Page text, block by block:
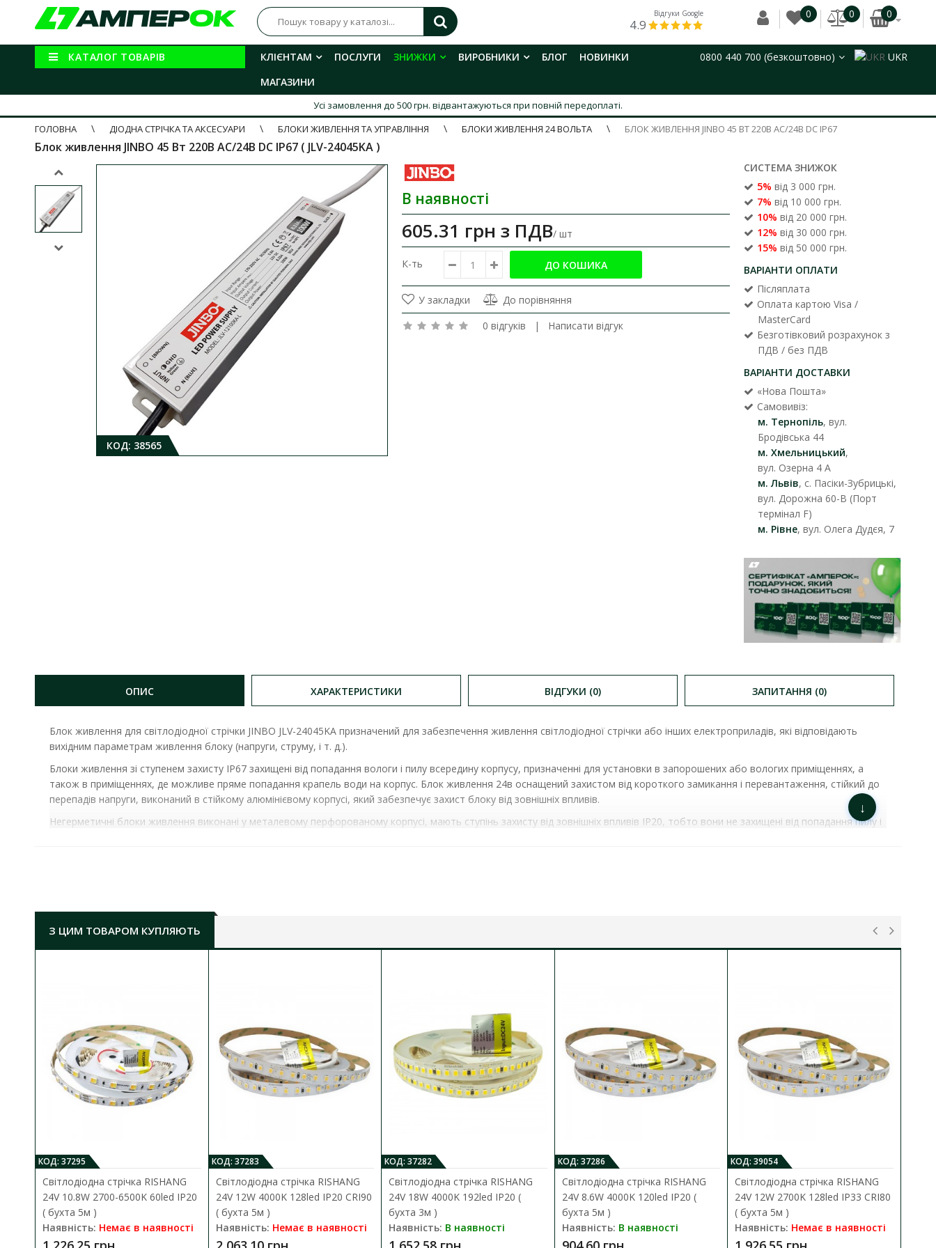
Відгуки Google
4.9
0 0 0
КАТАЛОГ ТОВАРІВ КЛІЄНТАМ ПОСЛУГИ ЗНИЖКИ ВИРОБНИКИ БЛОГ
НОВИНКИ
МАГАЗИНИ
0800 440 700 (безкоштовно) UKR
Усі замовлення до 500 грн. відвантажуються при повній передоплаті.
ГОЛОВНА
ДІОДНА СТРІЧКА ТА АКСЕСУАРИ БЛОКИ ЖИВЛЕННЯ ТА УПРАВЛІННЯ БЛОКИ ЖИВЛЕННЯ 24 ВОЛЬТА БЛОК ЖИВЛЕННЯ JINBO 45 ВТ 220В AC/24В DC IP67
Блок живлення JINBO 45 Вт 220В AC/24В DC IP67 ( JLV-24045KA )
КОД: 38565
В наявності
605.31 грн з ПДВ/ шт
К-ть
У закладки
До порівняння
0 відгуків | Написати відгук
СИСТЕМА ЗНИЖОК
5% від 3 000 грн.
7% від 10 000 грн.
10% від 20 000 грн.
12% від 30 000 грн.
15% від 50 000 грн.
ВАРІАНТИ ОПЛАТИ
Післяплата
Оплата картою Visa /
MasterCard
Безготівковий розрахунок з
ПДВ / без ПДВ
ВАРІАНТИ ДОСТАВКИ
«Нова Пошта»
Самовивіз:
м. Тернопіль, вул.
Бродівська 44
м. Хмельницький,
вул. Озерна 4 А
м. Львів, с. Пасіки-Зубрицькі,
вул. Дорожна 60-В (Порт
термінал F)
м. Рівне, вул. Олега Дудєя, 7
ОПИС ХАРАКТЕРИСТИКИ ВІДГУКИ (0) ЗАПИТАННЯ (0)
Блок живлення для світлодіодної стрічки JINBO JLV-24045KA призначений для забезпечення живлення світлодіодної стрічки або інших електроприладів, які відповідають
вихідним параметрам живлення блоку (напруги, струму, і т. д.).
Блоки живлення зі ступенем захисту IP67 захищені від попадання вологи і пилу всередину корпусу, призначенні для установки в запорошених або вологих приміщеннях, а
також в приміщеннях, де можливе пряме попадання крапель води на корпус. Блок живлення 24в оснащений захистом від короткого замикання і перевантаження, стійкий до
перепадів напруги, виконаний в стійкому алюмінієвому корпусі, який забезпечує захист блоку від зовнішніх впливів.
Негерметичні блоки живлення виконані у металевому перфорованому корпусі, мають ступінь захисту від зовнішніх впливів IP20, тобто вони не захищені від попадання пилу і
номінальний струм: 1,9 А
температурний режим роботи:
↓
З ЦИМ ТОВАРОМ КУПЛЯЮТЬ
КОД: 37295
Світлодіодна стрічка RISHANG
24V 10.8W 2700-6500K 60led IP20
( бухта 5м )
Наявність: Немає в наявності
КОД: 37283
Світлодіодна стрічка RISHANG
24V 12W 4000K 128led IP20 CRI90
( бухта 5м )
Наявність: Немає в наявності
КОД: 37282
Світлодіодна стрічка RISHANG
24V 18W 4000K 192led IP20 (
бухта 3м )
Наявність: В наявності
КОД: 37286
Світлодіодна стрічка RISHANG
24V 8.6W 4000K 120led IP20 (
бухта 5м )
Наявність: В наявності
КОД: 39054
Світлодіодна стрічка RISHANG
24V 12W 2700K 128led IP33 CRI80
( бухта 5м )
Наявність: Немає в наявності